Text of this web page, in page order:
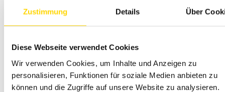
Zustimmung Details Über
Diese Webseite verwendet Cookies
Wir verwenden Cookies, um Inhalte und Anzeigen zu
personalisieren, Funktionen für soziale Medien anbieten zu
können und die Zugriffe auf unsere Website zu analysieren.
Bad
Baustelle von 15 Uhr bis 17 Uhr, in der Flößerstraße
19 in Bietigheim-Bissingen. Mit Golden Page